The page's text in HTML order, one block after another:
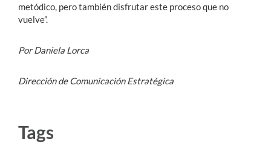
metódico, pero también disfrutar este proceso que no
vuelve”.
Por Daniela Lorca
Dirección de Comunicación Estratégica
Tags